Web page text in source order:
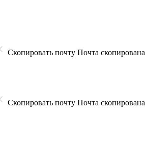
Скопировать почту Почта скопирована
Скопировать почту Почта скопирована